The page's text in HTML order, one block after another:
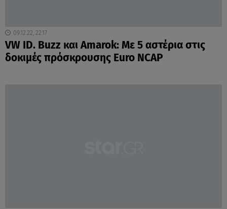
09.12.22, 22:17
VW ID. Buzz και Amarok: Με 5 αστέρια στις
δοκιμές πρόσκρουσης Euro NCAP